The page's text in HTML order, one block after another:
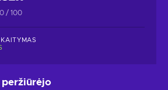
/ 100